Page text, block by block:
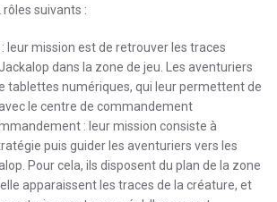
rôles suivants :
leur mission est de retrouver les traces
dans la zone de jeu. Les aventuriers
tablettes numériques, qui leur permettent de
le centre de commandement
: leur mission consiste à
puis guider les aventuriers vers les
Pour cela, ils disposent du plan de la zone
apparaissent les traces de la créature, et